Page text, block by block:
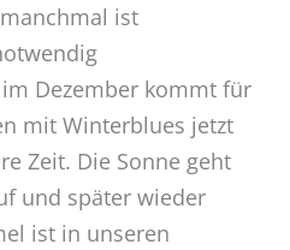
ist
Dezember kommt für
mit Winterblues jetzt
Zeit. Die Sonne geht
und später wieder
ist in unseren